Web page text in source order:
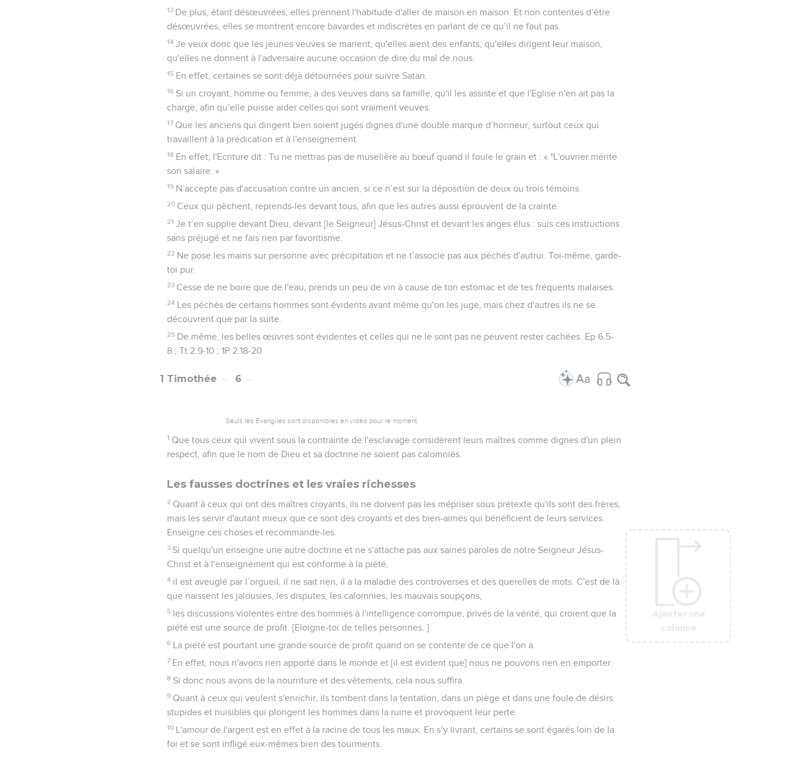
Ajouter une
colonne
13 De plus, étant désœuvrées, elles prennent l'habitude d'aller de maison en maison. Et non contentes d’être
désœuvrées, elles se montrent encore bavardes et indiscrètes en parlant de ce qu’il ne faut pas.
14 Je veux donc que les jeunes veuves se marient, qu'elles aient des enfants, qu'elles dirigent leur maison,
qu'elles ne donnent à l'adversaire aucune occasion de dire du mal de nous.
15 En effet, certaines se sont déjà détournées pour suivre Satan.
16 Si un croyant, homme ou femme, a des veuves dans sa famille, qu'il les assiste et que l'Eglise n'en ait pas la
charge, afin qu’elle puisse aider celles qui sont vraiment veuves.
17 Que les anciens qui dirigent bien soient jugés dignes d'une double marque d’honneur, surtout ceux qui
travaillent à la prédication et à l'enseignement.
18 En effet, l'Ecriture dit : Tu ne mettras pas de muselière au bœuf quand il foule le grain et : « *L'ouvrier mérite
son salaire. »
19 N’accepte pas d'accusation contre un ancien, si ce n’est sur la déposition de deux ou trois témoins.
20 Ceux qui pèchent, reprends-les devant tous, afin que les autres aussi éprouvent de la crainte.
21 Je t’en supplie devant Dieu, devant [le Seigneur] Jésus-Christ et devant les anges élus : suis ces instructions
sans préjugé et ne fais rien par favoritisme.
22 Ne pose les mains sur personne avec précipitation et ne t’associe pas aux péchés d'autrui. Toi-même, garde-
toi pur.
23 Cesse de ne boire que de l'eau, prends un peu de vin à cause de ton estomac et de tes fréquents malaises.
24 Les péchés de certains hommes sont évidents avant même qu'on les juge, mais chez d'autres ils ne se
découvrent que par la suite.
25 De même, les belles œuvres sont évidentes et celles qui ne le sont pas ne peuvent rester cachées. Ep 6.5-
8 ; Tt 2.9-10 ; 1P 2.18-20
Ajouter une
colonne
1 Timothée 6
Seuls les Évangiles sont disponibles en vidéo pour le moment.
1 Que tous ceux qui vivent sous la contrainte de l'esclavage considèrent leurs maîtres comme dignes d'un plein
respect, afin que le nom de Dieu et sa doctrine ne soient pas calomniés.
Les fausses doctrines et les vraies richesses
2 Quant à ceux qui ont des maîtres croyants, ils ne doivent pas les mépriser sous prétexte qu'ils sont des frères,
mais les servir d'autant mieux que ce sont des croyants et des bien-aimés qui bénéficient de leurs services.
Enseigne ces choses et recommande-les.
3 Si quelqu'un enseigne une autre doctrine et ne s'attache pas aux saines paroles de notre Seigneur Jésus-
Christ et à l'enseignement qui est conforme à la piété,
4 il est aveuglé par l’orgueil, il ne sait rien, il a la maladie des controverses et des querelles de mots. C'est de là
que naissent les jalousies, les disputes, les calomnies, les mauvais soupçons,
5 les discussions violentes entre des hommes à l'intelligence corrompue, privés de la vérité, qui croient que la
piété est une source de profit. [Eloigne-toi de telles personnes. ]
6 La piété est pourtant une grande source de profit quand on se contente de ce que l'on a.
7 En effet, nous n'avons rien apporté dans le monde et [il est évident que] nous ne pouvons rien en emporter.
8 Si donc nous avons de la nourriture et des vêtements, cela nous suffira.
9 Quant à ceux qui veulent s'enrichir, ils tombent dans la tentation, dans un piège et dans une foule de désirs
stupides et nuisibles qui plongent les hommes dans la ruine et provoquent leur perte.
10 L'amour de l'argent est en effet à la racine de tous les maux. En s’y livrant, certains se sont égarés loin de la
foi et se sont infligé eux-mêmes bien des tourments.
Ajouter une
colonne
Ajouter une
colonne
Ajouter une
colonne
Ajouter une
colonne